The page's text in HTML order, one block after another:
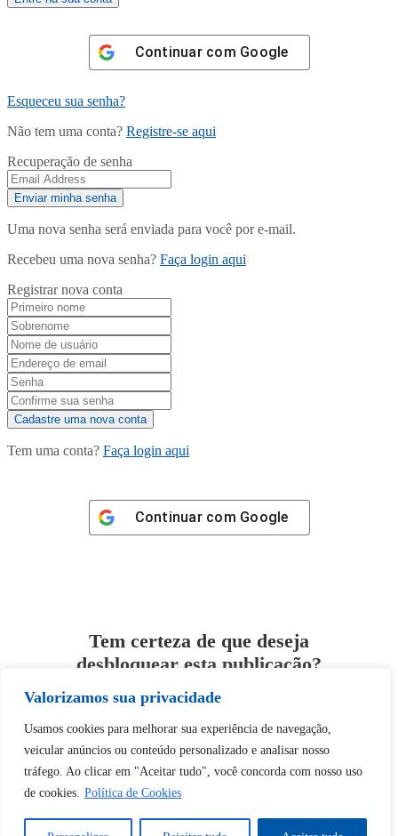
Valorizamos sua privacidade
Usamos cookies para melhorar sua experiência de navegação,
veicular anúncios ou conteúdo personalizado e analisar nosso
tráfego. Ao clicar em "Aceitar tudo", você concorda com nosso uso
de cookies. Política de Cookies
Continuar com Google
Esqueceu sua senha?
Não tem uma conta? Registre-se aqui
Recuperação de senha
Uma nova senha será enviada para você por e-mail.
Recebeu uma nova senha? Faça login aqui
Registrar nova conta
Tem uma conta? Faça login aqui
Continuar com Google
Tem certeza de que deseja
desbloquear esta publicação?
Sim Não